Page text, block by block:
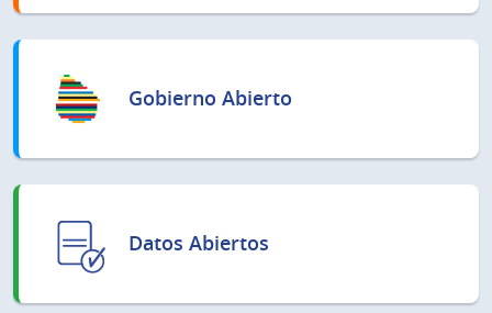
Gobierno Abierto
Datos Abiertos